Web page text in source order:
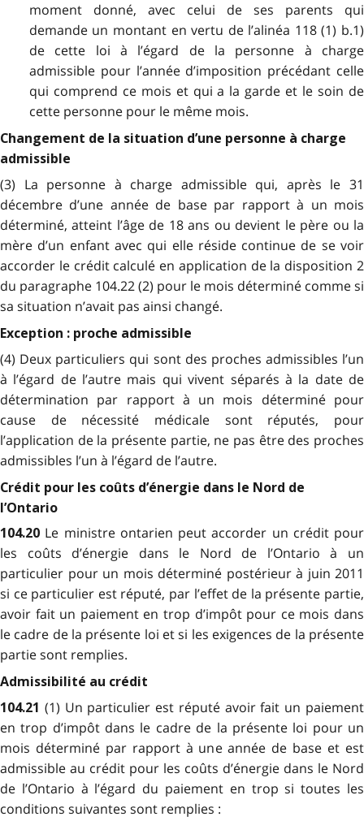
moment donné, avec celui de ses parents qui
demande un montant en vertu de l’alinéa 118 (1) b.1)
de cette loi à l’égard de la personne à charge
admissible pour l’année d’imposition précédant celle
qui comprend ce mois et qui a la garde et le soin de
cette personne pour le même mois.
Changement de la situation d’une personne à charge
admissible
(3) La personne à charge admissible qui, après le 31
décembre d’une année de base par rapport à un mois
déterminé, atteint l’âge de 18 ans ou devient le père ou la
mère d’un enfant avec qui elle réside continue de se voir
accorder le crédit calculé en application de la disposition 2
du paragraphe 104.22 (2) pour le mois déterminé comme si
sa situation n’avait pas ainsi changé.
Exception : proche admissible
(4) Deux particuliers qui sont des proches admissibles l’un
à l’égard de l’autre mais qui vivent séparés à la date de
détermination par rapport à un mois déterminé pour
cause de nécessité médicale sont réputés, pour
l’application de la présente partie, ne pas être des proches
admissibles l’un à l’égard de l’autre.
Crédit pour les coûts d’énergie dans le Nord de
l’Ontario
104.20 Le ministre ontarien peut accorder un crédit pour
les coûts d’énergie dans le Nord de l’Ontario à un
particulier pour un mois déterminé postérieur à juin 2011
si ce particulier est réputé, par l’effet de la présente partie,
avoir fait un paiement en trop d’impôt pour ce mois dans
le cadre de la présente loi et si les exigences de la présente
partie sont remplies.
Admissibilité au crédit
104.21 (1) Un particulier est réputé avoir fait un paiement
en trop d’impôt dans le cadre de la présente loi pour un
mois déterminé par rapport à une année de base et est
admissible au crédit pour les coûts d’énergie dans le Nord
de l’Ontario à l’égard du paiement en trop si toutes les
conditions suivantes sont remplies :